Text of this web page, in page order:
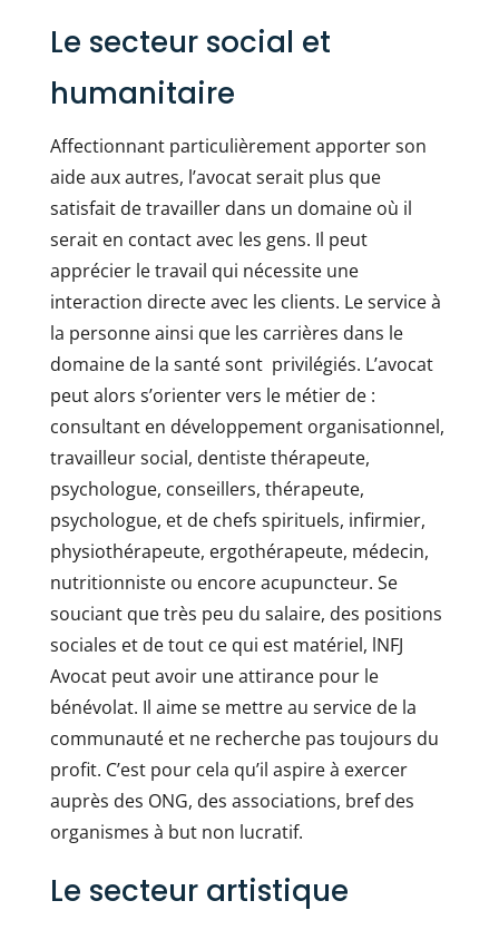
Le secteur social et
humanitaire
Affectionnant particulièrement apporter son
aide aux autres, l’avocat serait plus que
satisfait de travailler dans un domaine où il
serait en contact avec les gens. Il peut
apprécier le travail qui nécessite une
interaction directe avec les clients. Le service à
la personne ainsi que les carrières dans le
domaine de la santé sont privilégiés. L’avocat
peut alors s’orienter vers le métier de :
consultant en développement organisationnel,
travailleur social, dentiste thérapeute,
psychologue, conseillers, thérapeute,
psychologue, et de chefs spirituels, infirmier,
physiothérapeute, ergothérapeute, médecin,
nutritionniste ou encore acupuncteur. Se
souciant que très peu du salaire, des positions
sociales et de tout ce qui est matériel, lNFJ
Avocat peut avoir une attirance pour le
bénévolat. Il aime se mettre au service de la
communauté et ne recherche pas toujours du
profit. C’est pour cela qu’il aspire à exercer
auprès des ONG, des associations, bref des
organismes à but non lucratif.
Le secteur artistique